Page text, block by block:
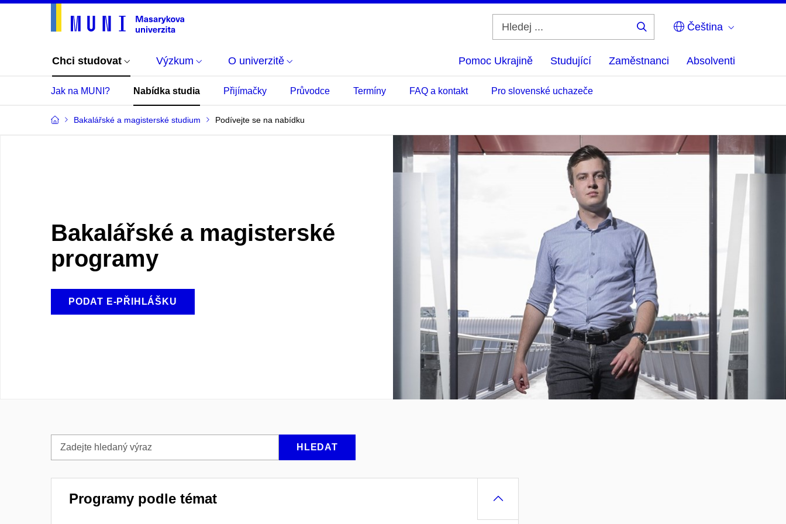
Čeština
Chci studovat Výzkum O univerzitě Pomoc Ukrajině Studující Zaměstnanci Absolventi
Jak na MUNI? Nabídka studia Přijímačky Průvodce Termíny FAQ a kontakt Pro slovenské uchazeče
Bakalářské a magisterské studium Podívejte se na nabídku
Bakalářské a magisterské
programy
PODAT E-PŘIHLÁŠKU
hledaný
HLEDAT
Programy podle témat